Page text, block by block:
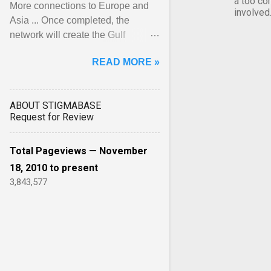
involved.
More connections to Europe and
Asia ... Once completed, the
network will create the Gulf
border rail system, stretching ...
READ MORE »
ABOUT STIGMABASE
Request for Review
Total Pageviews — November
18, 2010 to present
3,843,577